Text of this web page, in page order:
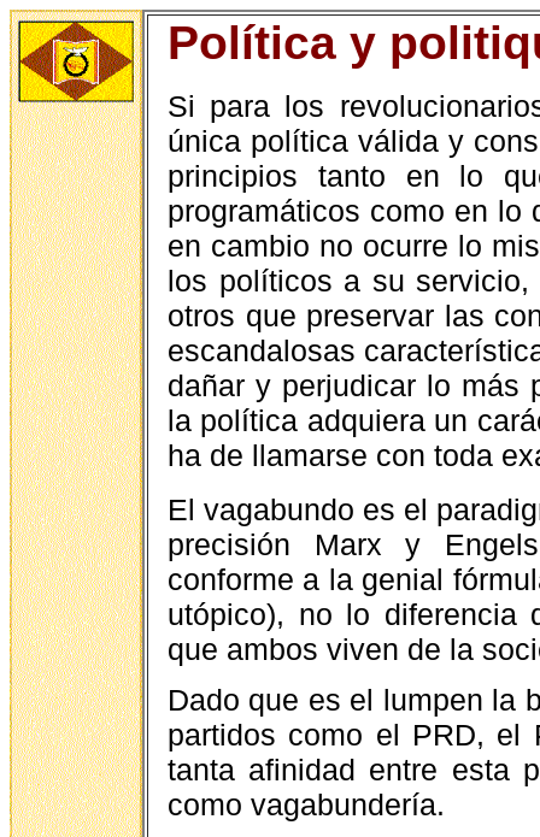
Política y
Si para los
única política válida y
principios tanto en lo
programáticos como en lo
en cambio no ocurre lo
los políticos a su
otros que preservar las
escandalosas
dañar y perjudicar lo más
la política adquiera un
ha de llamarse con toda
El vagabundo es el
precisión Marx y
conforme a la genial
utópico), no lo diferencia
que ambos viven de la
Dado que es el lumpen la
partidos como el PRD, el
tanta afinidad entre esta
como vagabundería.